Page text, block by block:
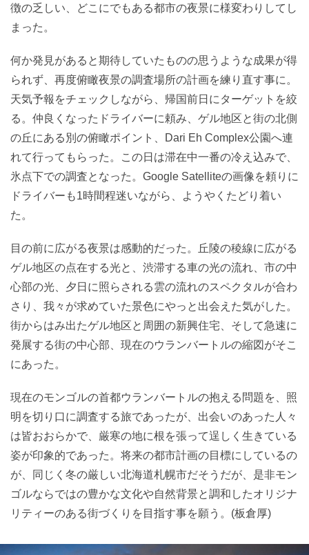
徴の乏しい、どこにでもある都市の夜景に様変わりしてし
まった。
何か発見があると期待していたものの思うような成果が得
られず、再度俯瞰夜景の調査場所の計画を練り直す事に。
天気予報をチェックしながら、帰国前日にターゲットを絞
る。仲良くなったドライバーに頼み、ゲル地区と街の北側
の丘にある別の俯瞰ポイント、Dari Eh Complex公園へ連
れて行ってもらった。この日は滞在中一番の冷え込みで、
氷点下での調査となった。Google Satelliteの画像を頼りに
ドライバーも1時間程迷いながら、ようやくたどり着い
た。
目の前に広がる夜景は感動的だった。丘陵の稜線に広がる
ゲル地区の点在する光と、渋滞する車の光の流れ、市の中
心部の光、夕日に照らされる雲の流れのスペクタルが合わ
さり、我々が求めていた景色にやっと出会えた気がした。
街からはみ出たゲル地区と周囲の新興住宅、そして急速に
発展する街の中心部、現在のウランバートルの縮図がそこ
にあった。
現在のモンゴルの首都ウランバートルの抱える問題を、照
明を切り口に調査する旅であったが、出会いのあった人々
は皆おおらかで、厳寒の地に根を張って逞しく生きている
姿が印象的であった。将来の都市計画の目標にしているの
が、同じく冬の厳しい北海道札幌市だそうだが、是非モン
ゴルならではの豊かな文化や自然背景と調和したオリジナ
リティーのある街づくりを目指す事を願う。(板倉厚)